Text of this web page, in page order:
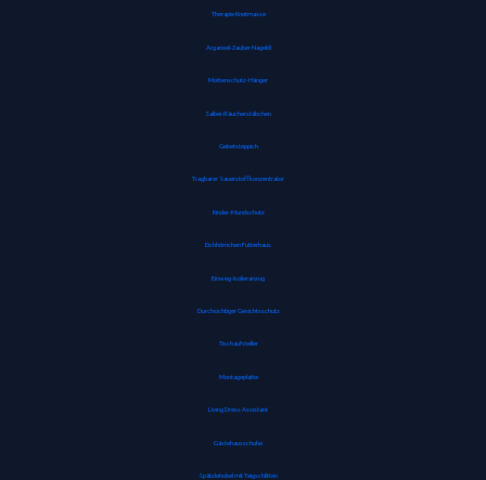
Therapie Knetmasse
Arganoel-Zauber Nagelöl
Mottenschutz-Hänger
Salbei-Räucherstäbchen
Gebetsteppich
Tragbarer Sauerstoffkonzentrator
Kinder-Mundschutz
Eichhörnchen Futterhaus
Einweg-Isolieranzug
Durchsichtiger Gesichtsschutz
Tischaufsteller
Montageplatte
Living Dress Assistant
Gästehausschuhe
Spätzlehobel mit Teigschlitten